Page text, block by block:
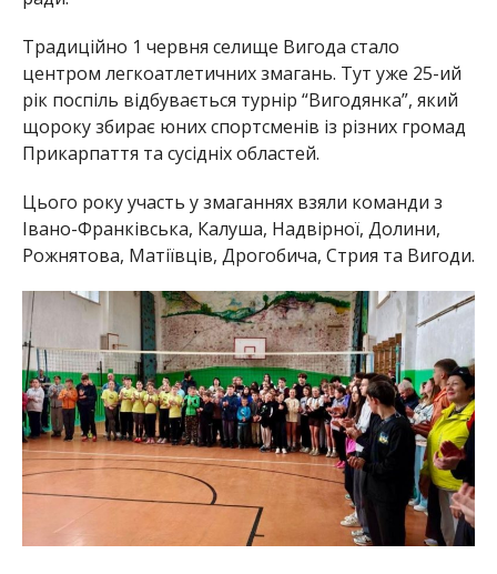
Традиційно 1 червня селище Вигода стало
центром легкоатлетичних змагань. Тут уже 25-ий
рік поспіль відбувається турнір “Вигодянка”, який
щороку збирає юних спортсменів із різних громад
Прикарпаття та сусідніх областей.
Цього року участь у змаганнях взяли команди з
Івано-Франківська, Калуша, Надвірної, Долини,
Рожнятова, Матіївців, Дрогобича, Стрия та Вигоди.